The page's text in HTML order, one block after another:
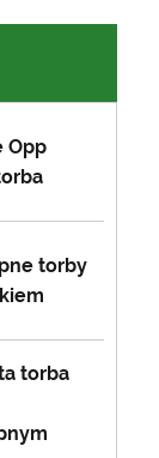
Opp
torby
torba